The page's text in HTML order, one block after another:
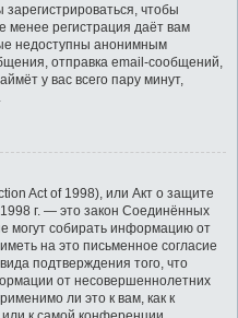
чтобы
менее регистрация даёт вам
недоступны анонимным
отправка email-сообщений,
у вас всего пару минут,
Act of 1998), или Акт о защите
г. — это закон Соединённых
могут собирать информацию от
на это письменное согласие
подтверждения того, что
от несовершеннолетних
ли это к вам, как к